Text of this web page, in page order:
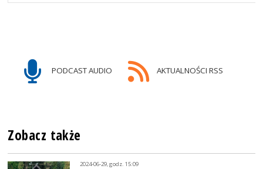
PODCAST AUDIO AKTUALNOŚCI RSS
Zobacz także
2024-06-29, godz. 15:09